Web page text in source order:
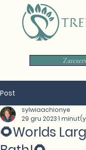
Post
🌻Worlds
sylwiaachionye
29 gru 20231